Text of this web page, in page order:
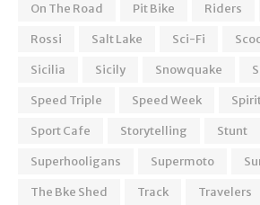
On The Road
Pit Bike Riders
Rossi
Salt Lake Sci-Fi
Sicilia
Sicily Snowquake
Speed Triple
Speed Week
Sport Cafe
Storytelling Stunt
Superhooligans
Supermoto
The Bke Shed
Track Travelers